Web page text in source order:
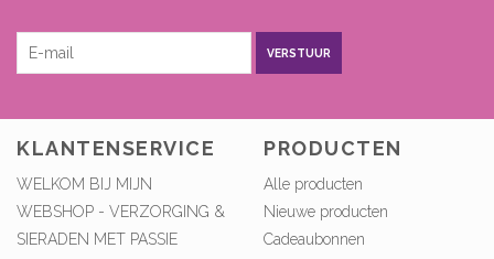
VERSTUUR
KLANTENSERVICE
WELKOM BIJ MIJN
WEBSHOP - VERZORGING &
SIERADEN MET PASSIE
PRODUCTEN
Alle producten
Nieuwe producten
Cadeaubonnen